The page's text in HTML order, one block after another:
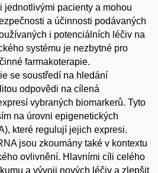
jednotlivými pacienty a mohou
a účinnosti podávaných
i potenciálních léčiv na
systému je nezbytné pro
farmakoterapie.
se soustředí na hledání
odpovědi na cílená
vybraných biomarkerů. Tyto
na úrovni epigenetických
které regulují jejich expresi.
jsou zkoumány také v kontextu
ovlivnění. Hlavními cíli celého
a vývoji nových léčiv a zlepšit